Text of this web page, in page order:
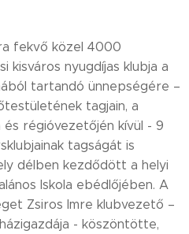
fekvő közel 4000
kisváros nyugdíjas klubja a
tartandó ünnepségére –
tagjain, a
és régióvezetőjén kívül - 9
tagságát is
délben kezdődött a helyi
Iskola ebédlőjében. A
Zsiros Imre klubvezető –
- köszöntötte,